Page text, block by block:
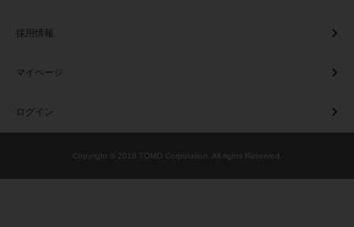
採用情報
マイページ
ログイン
Copyright © 2018 TOMO Corporation. All rights Reserved.